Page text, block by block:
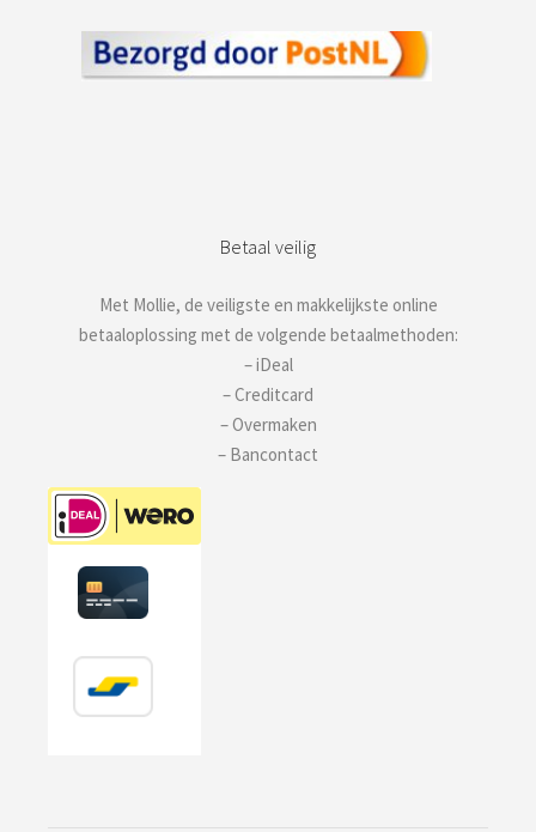
Betaal veilig
Met Mollie, de veiligste en makkelijkste online
betaaloplossing met de volgende betaalmethoden:
– iDeal
– Creditcard
– Overmaken
– Bancontact